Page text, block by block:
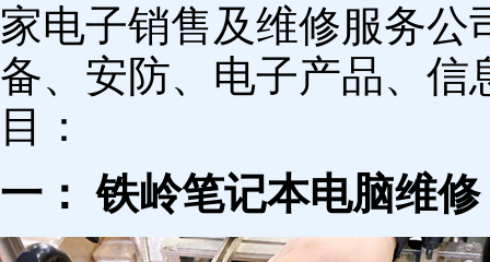
家电子销售及维修服务公
备、安防、电子产品、信
目：
一： 铁岭笔记本电脑维修